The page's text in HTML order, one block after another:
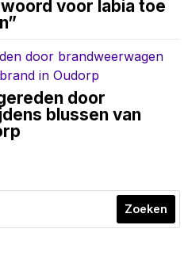
voor labia toe
door
blussen van
Zoeken